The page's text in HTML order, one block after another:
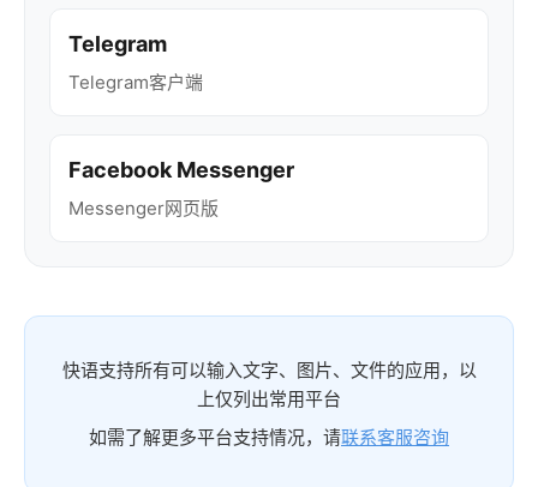
Telegram
Telegram客户端
Facebook Messenger
Messenger网页版
快语支持所有可以输入文字、图片、文件的应用，以
上仅列出常用平台
如需了解更多平台支持情况，请联系客服咨询